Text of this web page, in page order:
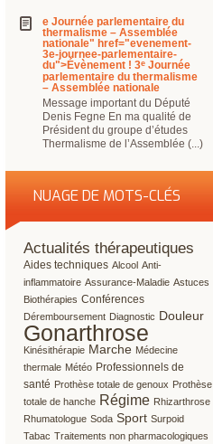
e Journée parlementaire du
thermalisme – Assemblée
nationale" href="evenement-
3e-journee-parlementaire-
du">Évènement ! 3eJournée
parlementaire du thermalisme
– Assemblée nationale
Message important du Député
Denis Fegne En ma qualité de
Président du groupe d’études
Thermalisme de l’Assemblée (...)
NUAGE DE MOTS-CLÉS
163/262
Actualités thérapeutiques
64/262
Aides techniques
11/262 Alcool
5/262
Anti-
inflammatoire
21/262 Assurance-Maladie
15/262 Astuces
5/262
Biothérapies
89/262 Conférences
35/262
Déremboursement
24/262 Diagnostic
108/262 Douleur
262/262
Gonarthrose
55/262
Kinésithérapie
115/262 Marche
36/262
Médecine
thermale
5/262 Météo
84/262
Professionnels de
santé
33/262Prothèse totale de genoux
10/262
Prothèse
totale de hanche
122/262 Régime
24/262 Rhizarthrose
40/262
Rhumatologue
26/262 Soda
109/262 Sport
33/262 Surpoid
11/262
Tabac
4/262Traitements non pharmacologiques